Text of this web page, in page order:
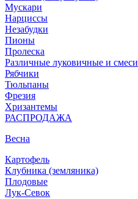
Мускари
Нарцисcы
Незабудки
Пионы
Пролеска
Различные луковичные и смеси
Рябчики
Тюльпаны
Фрезия
Хризантемы
РАСПРОДАЖА
Весна
Картофель
Клубника (земляника)
Плодовые
Лук-Севок